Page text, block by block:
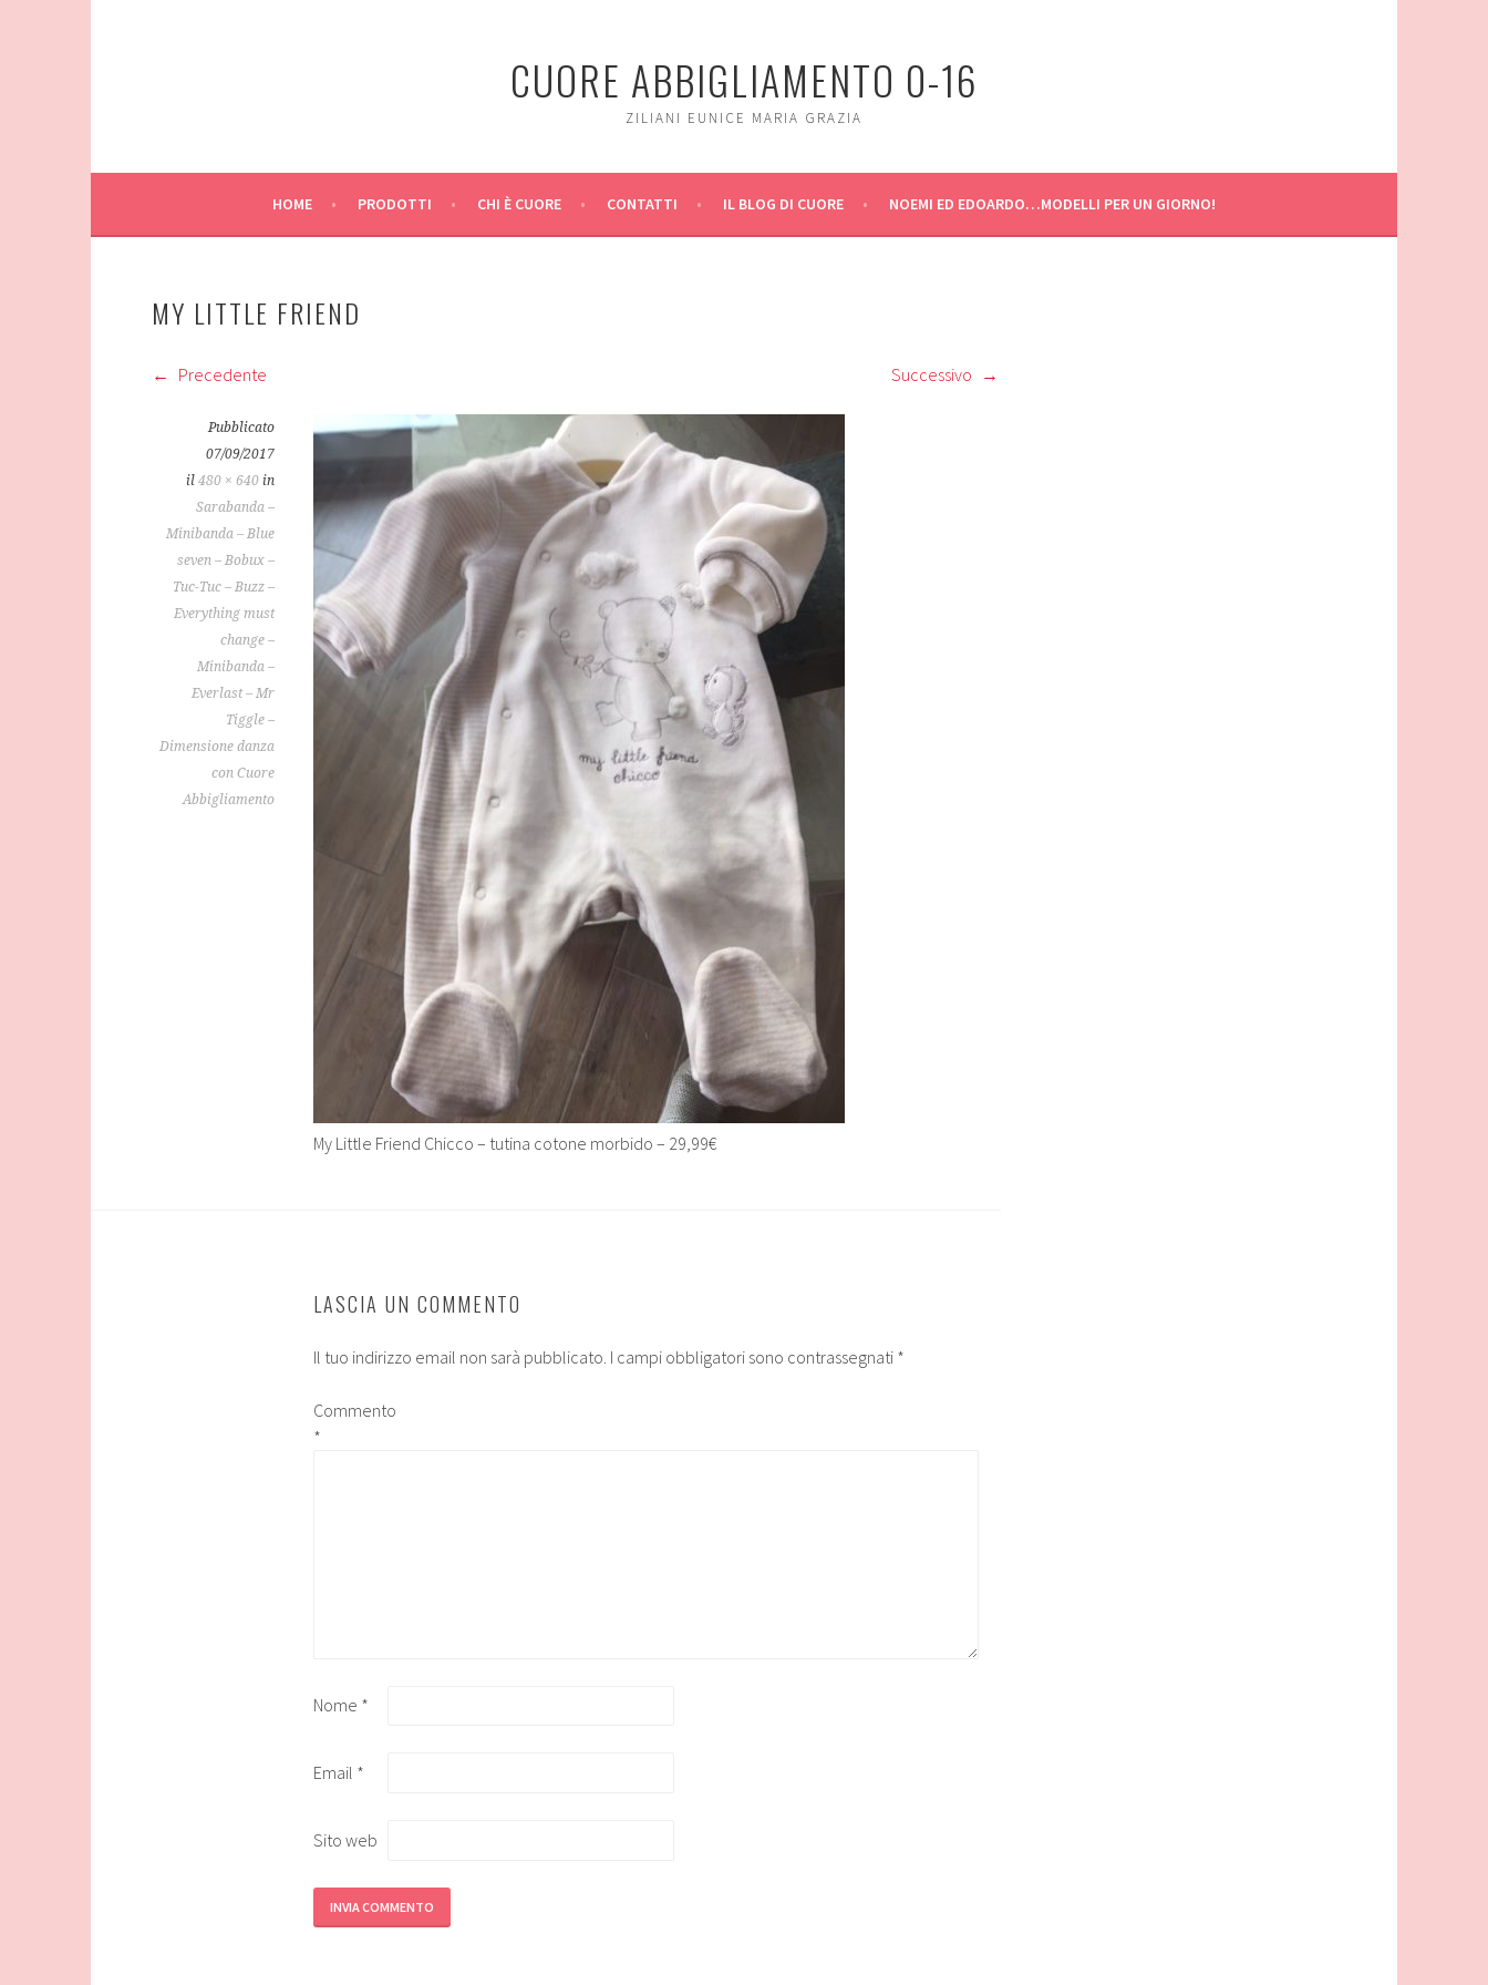
CUORE ABBIGLIAMENTO 0-16
ZILIANI EUNICE MARIA GRAZIA
HOME PRODOTTI CHI È CUORE CONTATTI IL BLOG DI CUORE NOEMI ED EDOARDO…MODELLI PER UN GIORNO!
MY LITTLE FRIEND
Precedente Successivo
Pubblicato
07/09/2017
il 480 × 640 in
Sarabanda –
Minibanda – Blue
seven – Bobux –
Tuc-Tuc – Buzz –
Everything must
change –
Minibanda –
Everlast – Mr
Tiggle –
Dimensione danza
con Cuore
Abbigliamento
My Little Friend Chicco – tutina cotone morbido – 29,99€
LASCIA UN COMMENTO
Il tuo indirizzo email non sarà pubblicato. I campi obbligatori sono contrassegnati *
Commento
*
Nome *
Email *
Sito web